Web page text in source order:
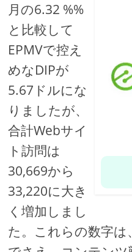
月の6.32 %%
と比較して
EPMVで控え
めなDIPが
5.67ドルにな
りましたが、
合計Webサイ
ト訪問は
30,669から
33,220に大き
く増加しまし
た。これらの数字は